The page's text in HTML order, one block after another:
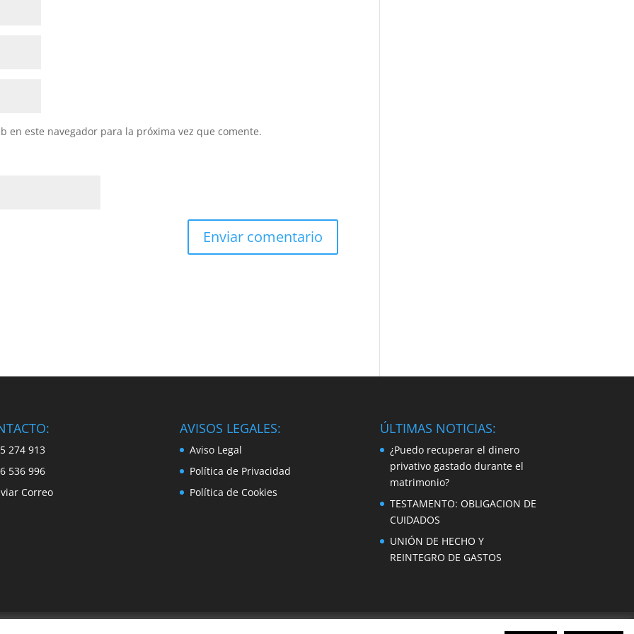
en este navegador para la próxima vez que comente.
274 913
536 996
Correo
AVISOS LEGALES:
Aviso Legal
Política de Privacidad
Política de Cookies
ÚLTIMAS NOTICIAS:
¿Puedo recuperar el dinero
privativo gastado durante el
matrimonio?
TESTAMENTO: OBLIGACION DE
CUIDADOS
UNIÓN DE HECHO Y
REINTEGRO DE GASTOS